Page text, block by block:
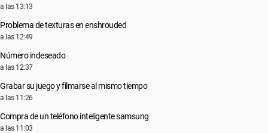
a las 13:13
Problema de texturas en enshrouded
a las 12:49
Número indeseado
a las 12:37
Grabar su juego y filmarse al mismo tiempo
a las 11:26
Compra de un teléfono inteligente samsung
a las 11:03